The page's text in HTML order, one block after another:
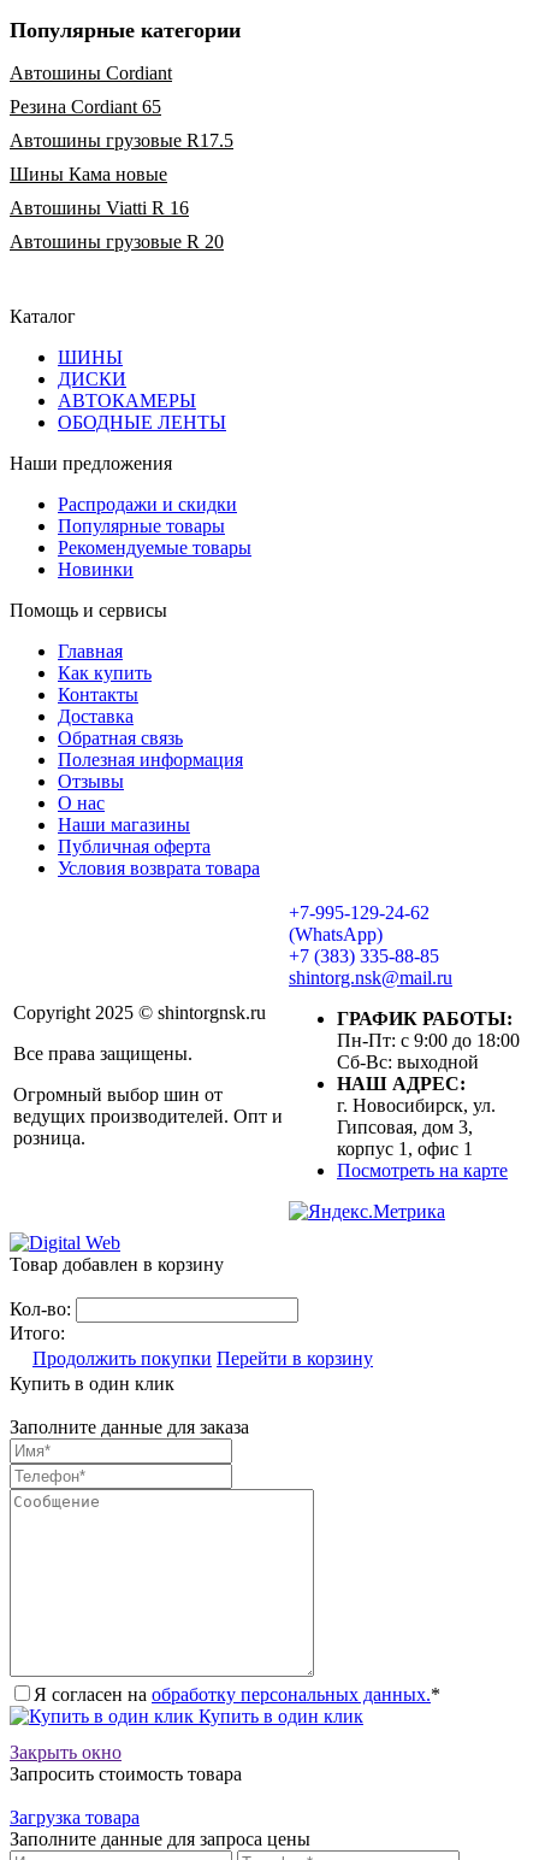
Популярные категории
Автошины Cordiant
Резина Cordiant 65
Автошины грузовые R17.5
Шины Кама новые
Автошины Viatti R 16
Автошины грузовые R 20
Каталог
ШИНЫ
ДИСКИ
АВТОКАМЕРЫ
ОБОДНЫЕ ЛЕНТЫ
Наши предложения
Распродажи и скидки
Популярные товары
Рекомендуемые товары
Новинки
Помощь и сервисы
Главная
Как купить
Контакты
Доставка
Обратная связь
Полезная информация
Отзывы
О нас
Наши магазины
Публичная оферта
Условия возврата товара
Copyright 2025 © shintorgnsk.ru
Все права защищены.
Огромный выбор шин от
ведущих производителей. Опт и
розница.
+7-995-129-24-62
(WhatsApp)
+7 (383) 335-88-85
shintorg.nsk@mail.ru
ГРАФИК РАБОТЫ:
Пн-Пт: с 9:00 до 18:00
Сб-Вс: выходной
НАШ АДРЕС:
г. Новосибирск, ул.
Гипсовая, дом 3,
корпус 1, офис 1
Посмотреть на карте
Товар добавлен в корзину
Кол-во:
Итого:
Продолжить покупки Перейти в корзину
Купить в один клик
Заполните данные для заказа
Я согласен на обработку персональных данных.*
Купить в один клик
Закрыть окно
Запросить стоимость товара
Загрузка товара
Заполните данные для запроса цены